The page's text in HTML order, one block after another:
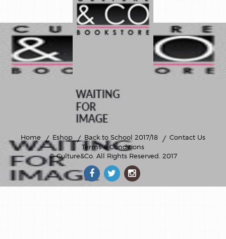
Home Eshop Back to School 2017/18
Contact Us
Terms & Conditions
© Culture&Co. All Rights Reserved. 2017